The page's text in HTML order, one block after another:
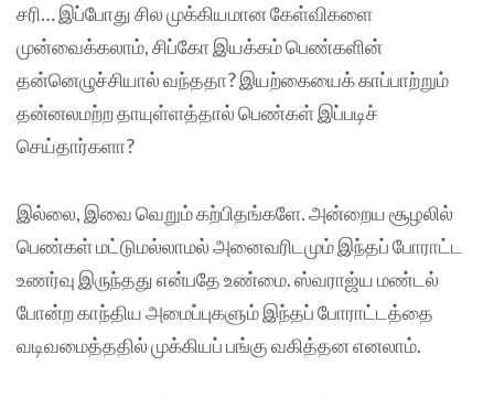
சரி… இப்போது சில முக்கியமான கேள்விகளை
முன்வைக்கலாம், சிப்கோ இயக்கம் பெண்களின்
தன்னெழுச்சியால் வந்ததா? இயற்கையைக் காப்பாற்றும்
தன்னலமற்ற தாயுள்ளத்தால் பெண்கள் இப்படிச்
செய்தார்களா?
இல்லை, இவை வெறும் கற்பிதங்களே. அன்றைய சூழலில்
பெண்கள் மட்டுமல்லாமல் அனைவரிடமும் இந்தப் போராட்ட
உணர்வு இருந்தது என்பதே உண்மை. ஸ்வராஜ்ய மண்டல்
போன்ற காந்திய அமைப்புகளும் இந்தப் போராட்டத்தை
வடிவமைத்ததில் முக்கியப் பங்கு வகித்தன எனலாம்.